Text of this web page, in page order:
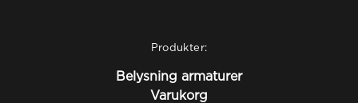
Produkter:
Belysning armaturer
Varukorg